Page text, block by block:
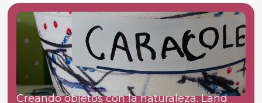
Creando objetos con la naturaleza. Land